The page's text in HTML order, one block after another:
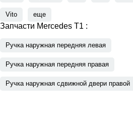
Vito еще
Запчасти Mercedes T1 :
Ручка наружная передняя левая
Ручка наружная передняя правая
Ручка наружная сдвижной двери правой